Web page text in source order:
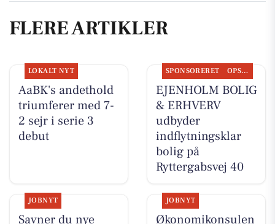
FLERE ARTIKLER
LOKALT NYT
AaBK's andethold
triumferer med 7-
2 sejr i serie 3
debut
SPONSORERET OPSLAGSTAVLEN
EJENHOLM BOLIG
& ERHVERV
udbyder
indflytningsklar
bolig på
Ryttergabsvej 40
JOBNYT
Savner du nye
JOBNYT
Økonomikonsulen